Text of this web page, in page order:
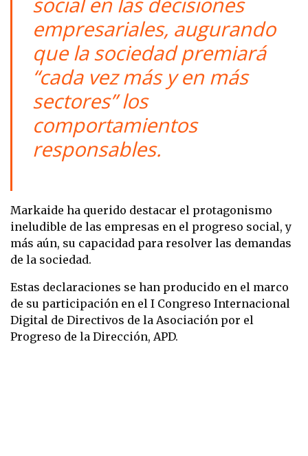
empresariales, augurando
que la sociedad premiará
“cada vez más y en más
sectores” los
comportamientos
responsables.
Markaide ha querido destacar el protagonismo
ineludible de las empresas en el progreso social, y
más aún, su capacidad para resolver las demandas
de la sociedad.
Estas declaraciones se han producido en el marco
de su participación en el I Congreso Internacional
Digital de Directivos de la Asociación por el
Progreso de la Dirección, APD.